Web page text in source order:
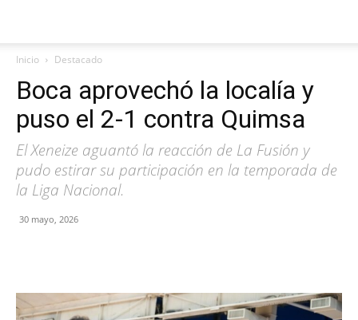
Inicio Destacado
Boca aprovechó la localía y
puso el 2-1 contra Quimsa
El Xeneize aguantó la reacción de La Fusión y
pudo estirar su participación en la temporada de
la Liga Nacional.
30 mayo, 2026